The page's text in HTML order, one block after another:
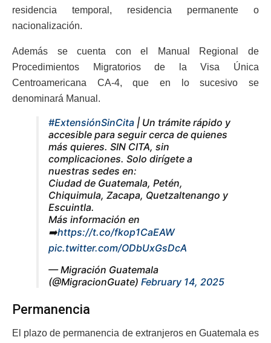
residencia temporal, residencia permanente o
nacionalización.
Además se cuenta con el Manual Regional de
Procedimientos Migratorios de la Visa Única
Centroamericana CA-4, que en lo sucesivo se
denominará Manual.
#ExtensiónSinCita | Un trámite rápido y
accesible para seguir cerca de quienes
más quieres. SIN CITA, sin
complicaciones. Solo dirígete a
nuestras sedes en:
Ciudad de Guatemala, Petén,
Chiquimula, Zacapa, Quetzaltenango y
Escuintla.
Más información en
➡️https://t.co/fkop1CaEAW
pic.twitter.com/ODbUxGsDcA
— Migración Guatemala
(@MigracionGuate) February 14, 2025
Permanencia
El plazo de permanencia de extranjeros en Guatemala es